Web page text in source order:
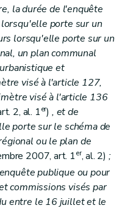
d'urbanisme
du permis de lotir
du permis de lotir
du permis de lotir
la durée de l'enquête
porte sur un
lorsqu'elle porte sur un
un plan communal
et
visé à l'article 127,
visé à l'article 136
2, al. 1er) , et de
porte sur le schéma de
ou le plan de
2007, art. 1er, al. 2) ;
publique ou pour
commissions visés par
entre le 16 juillet et le